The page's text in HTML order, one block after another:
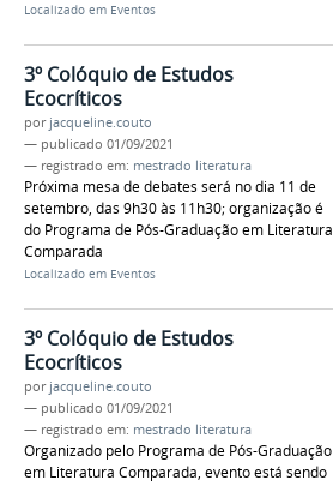
Localizado em Eventos
3º Colóquio de Estudos
Ecocríticos
por jacqueline.couto
— publicado 01/09/2021
— registrado em: mestrado literatura
Próxima mesa de debates será no dia 11 de
setembro, das 9h30 às 11h30; organização é
do Programa de Pós-Graduação em Literatura
Comparada
Localizado em Eventos
3º Colóquio de Estudos
Ecocríticos
por jacqueline.couto
— publicado 01/09/2021
— registrado em: mestrado literatura
Organizado pelo Programa de Pós-Graduação
em Literatura Comparada, evento está sendo